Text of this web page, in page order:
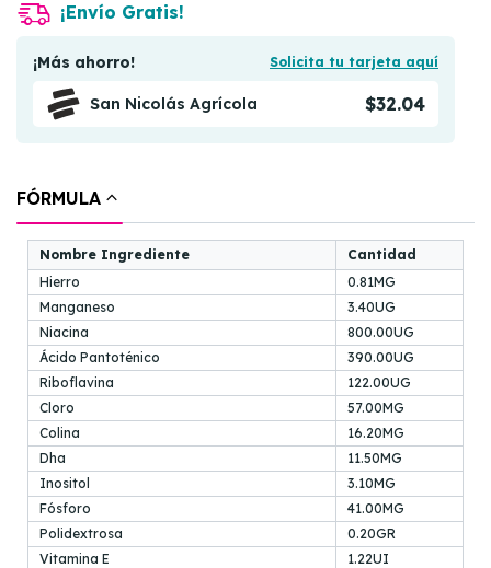
¡Envío Gratis!
¡Más ahorro! Solicita tu tarjeta aquí
San Nicolás Agrícola $32.04
FÓRMULA
Nombre Ingrediente
Cantidad
Hierro
0.81MG
Manganeso
3.40UG
Niacina
800.00UG
Ácido Pantoténico
390.00UG
Riboflavina
122.00UG
Cloro
57.00MG
Colina
16.20MG
Dha
11.50MG
Inositol
3.10MG
Fósforo
41.00MG
Polidextrosa
0.20GR
Vitamina E
1.22UI